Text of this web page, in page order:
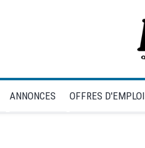
L'ESSOR
ANNONCES OFFRES D'EMPLOI